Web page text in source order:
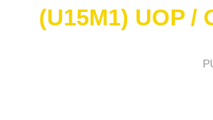
(U15M1) UOP /